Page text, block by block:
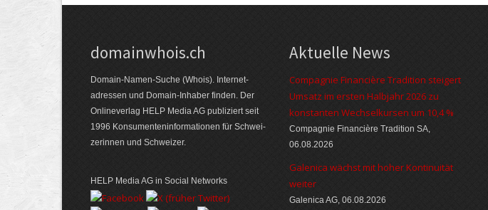
domainwhois.ch
Domain-Namen-Suche (Whois). Internet­
adressen und Domain-Inhaber finden. Der
Online­verlag HELP Media AG publiziert seit
1996 Konsumenten­informationen für Schwei­
zerinnen und Schweizer.
HELP Media AG in Social Networks
Aktuelle News
Compagnie Financière Tradition steigert
Umsatz im ersten Halbjahr 2026 zu
konstanten Wechselkursen um 10,4 %
Compagnie Financière Tradition SA,
06.08.2026
Galenica wächst mit hoher Kontinuität
weiter
Galenica AG, 06.08.2026